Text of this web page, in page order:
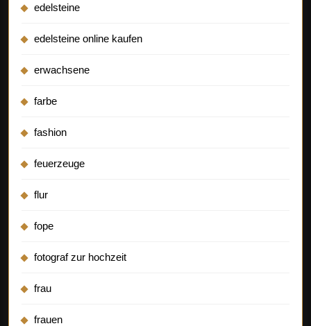
edelsteine
edelsteine online kaufen
erwachsene
farbe
fashion
feuerzeuge
flur
fope
fotograf zur hochzeit
frau
frauen